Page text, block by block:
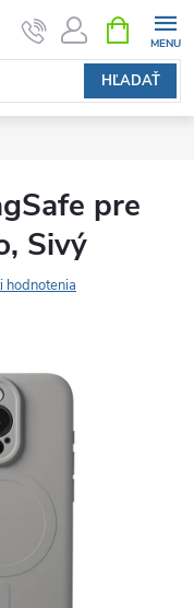
HĽADAŤ
KOŠÍK
pre
Sivý
hodnotenia